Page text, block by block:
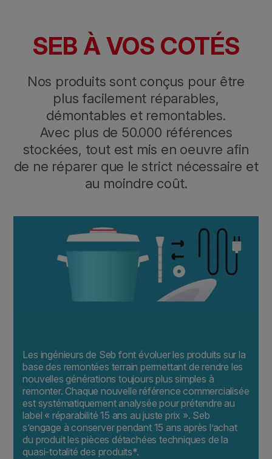
SEB À VOS COTÉS
Nos produits sont conçus pour être
plus facilement réparables,
démontables et remontables.
Avec plus de 50.000 références
stockées, tout est mis en oeuvre afin
de ne réparer que le strict nécessaire et
au moindre coût.
Les ingénieurs de Seb font évoluer les produits sur la
base des remontées terrain permettant de rendre les
nouvelles générations toujours plus simples à
remonter. Chaque nouvelle référence commercialisée
est systématiquement analysée pour prétendre au
label « réparabilité 15 ans au juste prix ». Seb
s’engage à conserver pendant 15 ans après l’achat
du produit les pièces détachées techniques de la
quasi-totalité des produits*.